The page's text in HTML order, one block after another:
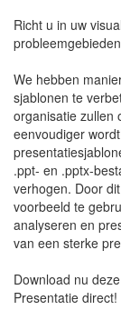
Richt u in uw
We hebben
sjablonen te
organisatie zullen
eenvoudiger
.ppt- en .pptx-
verhogen. Door
voorbeeld te
analyseren en
van een sterke
Download nu
Presentatie direct!